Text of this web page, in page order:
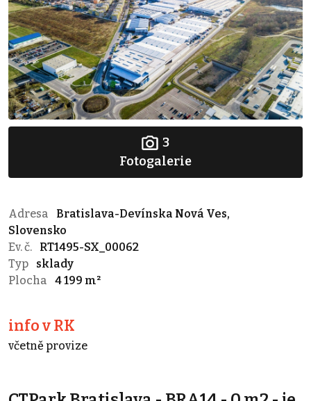
3
Fotogalerie
Adresa
Bratislava-Devínska Nová Ves,
Slovensko
Ev. č.
RT1495-SX_00062
Typ
sklady
Plocha
4 199 m²
info v RK
včetně provize